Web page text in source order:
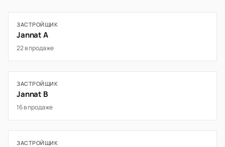
ЗАСТРОЙЩИК
Jannat A
22 в продаже
ЗАСТРОЙЩИК
Jannat B
16 в продаже
ЗАСТРОЙЩИК